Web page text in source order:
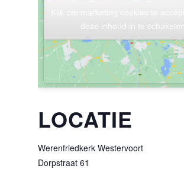
LOCATIE
Werenfriedkerk Westervoort
Dorpstraat 61
deze inhoud in te schakelen
deze inhoud in te schakelen